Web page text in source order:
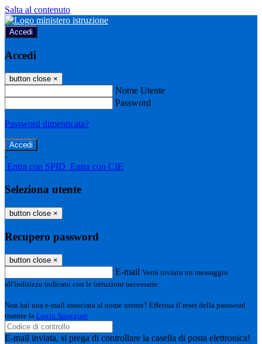
Salta al contenuto
Accedi
Accedi
button close ×
Nome Utente
Password
Password dimenticata?
-
Entra con SPID Entra con CIE
Seleziona utente
button close ×
Recupero password
button close ×
E-mail Verrà inviato un messaggio
all'indirizzo indicato con le istruzioni necessarie.
Non hai una e-mail associata al nome utente? Effettua il reset della password
tramite la Login Spaggiari
E-mail inviata, si prega di controllare la casella di posta elettronica!